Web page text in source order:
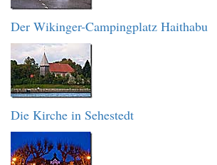
Der Wikinger-Campingplatz Haithabu
Die Kirche in Sehestedt